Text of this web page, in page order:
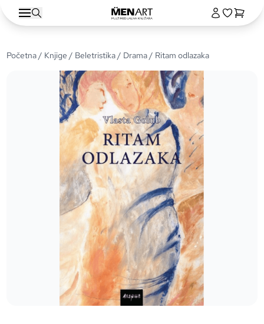
Početna/ Knjige / Beletristika/ Drama/ Ritam odlazaka